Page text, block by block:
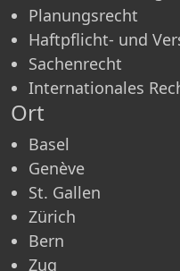
Planungsrecht
Haftpflicht- und
Sachenrecht
Internationales
Ort
Basel
Genève
St. Gallen
Zürich
Bern
Zug